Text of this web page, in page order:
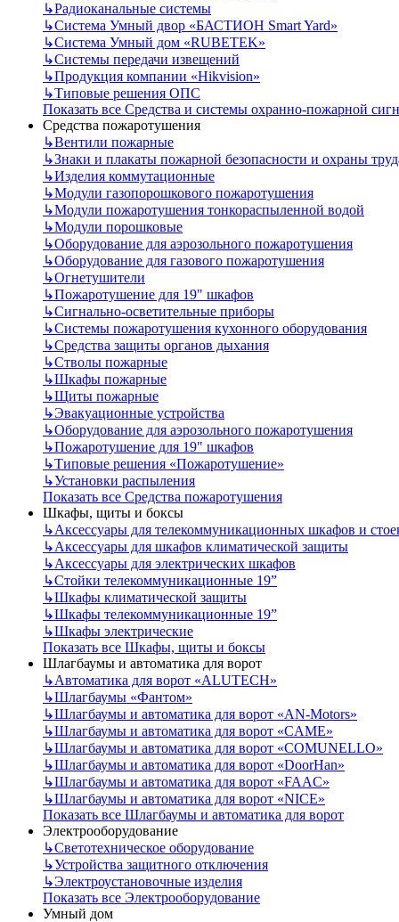
↳Радиоканальные системы
↳Система Умный двор «БАСТИОН Smart Yard»
↳Система Умный дом «RUBETEK»
↳Системы передачи извещений
↳Продукция компании «Hikvision»
↳Типовые решения ОПС
Показать все Средства и системы охранно-пожарной
Средства пожаротушения
↳Вентили пожарные
↳Знаки и плакаты пожарной безопасности и охраны
↳Изделия коммутационные
↳Модули газопорошкового пожаротушения
↳Модули пожаротушения тонкораспыленной водой
↳Модули порошковые
↳Оборудование для аэрозольного пожаротушения
↳Оборудование для газового пожаротушения
↳Огнетушители
↳Пожаротушение для 19" шкафов
↳Сигнально-осветительные приборы
↳Системы пожаротушения кухонного оборудования
↳Средства защиты органов дыхания
↳Стволы пожарные
↳Шкафы пожарные
↳Щиты пожарные
↳Эвакуационные устройства
↳Оборудование для аэрозольного пожаротушения
↳Пожаротушение для 19" шкафов
↳Типовые решения «Пожаротушение»
↳Установки распыления
Показать все Средства пожаротушения
Шкафы, щиты и боксы
↳Аксессуары для телекоммуникационных шкафов и
↳Аксессуары для шкафов климатической защиты
↳Аксессуары для электрических шкафов
↳Стойки телекоммуникационные 19”
↳Шкафы климатической защиты
↳Шкафы телекоммуникационные 19”
↳Шкафы электрические
Показать все Шкафы, щиты и боксы
Шлагбаумы и автоматика для ворот
↳Автоматика для ворот «ALUTECH»
↳Шлагбаумы «Фантом»
↳Шлагбаумы и автоматика для ворот «AN-Motors»
↳Шлагбаумы и автоматика для ворот «CAME»
↳Шлагбаумы и автоматика для ворот «COMUNELLO»
↳Шлагбаумы и автоматика для ворот «DoorHan»
↳Шлагбаумы и автоматика для ворот «FAAC»
↳Шлагбаумы и автоматика для ворот «NICE»
Показать все Шлагбаумы и автоматика для ворот
Электрооборудование
↳Светотехническое оборудование
↳Устройства защитного отключения
↳Электроустановочные изделия
Показать все Электрооборудование
Умный дом